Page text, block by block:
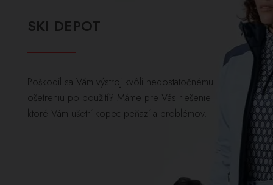
SKI DEPOT
Poškodil sa Vám výstroj kvôli nedostatočnému
ošetreniu po použití? Máme pre Vás riešenie
ktoré Vám ušetrí kopec peňazí a problémov.